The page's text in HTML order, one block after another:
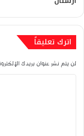
اترك تعليقاً
لن يتم نشر عنوان بريدك